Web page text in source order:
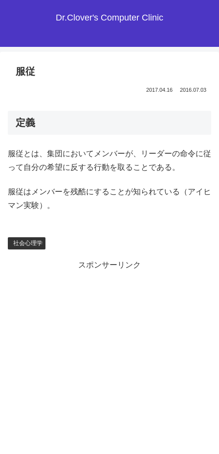
Dr.Clover's Computer Clinic
服従
2017.04.16 2016.07.03
定義
服従とは、集団においてメンバーが、リーダーの命令に従
って自分の希望に反する行動を取ることである。
服従はメンバーを残酷にすることが知られている（アイヒ
マン実験）。
社会心理学
スポンサーリンク